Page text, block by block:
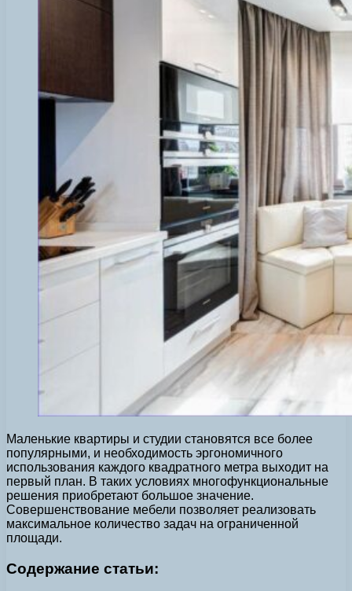
Маленькие квартиры и студии становятся все более
популярными, и необходимость эргономичного
использования каждого квадратного метра выходит на
первый план. В таких условиях многофункциональные
решения приобретают большое значение.
Совершенствование мебели позволяет реализовать
максимальное количество задач на ограниченной
площади.
Содержание статьи: